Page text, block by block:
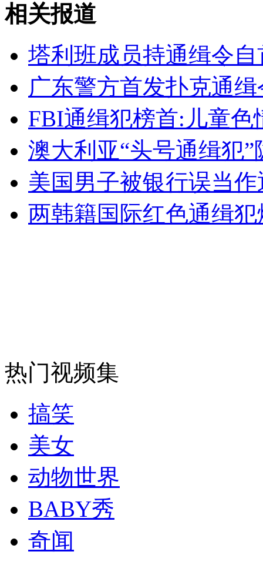
山西运城恶犬咬伤多人 警民合力深夜将其击毙
女孩北京地铁殴打老人 痛下狠手拳打脚踢
无痛分娩是否安全 医生回应
外交部：反对强权政治霸凌主义
走！跟着总书记去植树
消防员救轻生者
司机酒驾遇交警 急速倒车逃窜
相关报道
塔利班成员持通缉令
广东警方首发扑克通
FBI通缉犯榜首:儿童
澳大利亚“头号通缉犯
美国男子被银行误当
两韩籍国际红色通缉
热门视频集
搞笑
美女
动物世界
BABY秀
奇闻